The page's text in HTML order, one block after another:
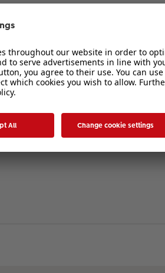
ist in wenigen Augenblicken
bitte unsere Nutzungsbedingungen und